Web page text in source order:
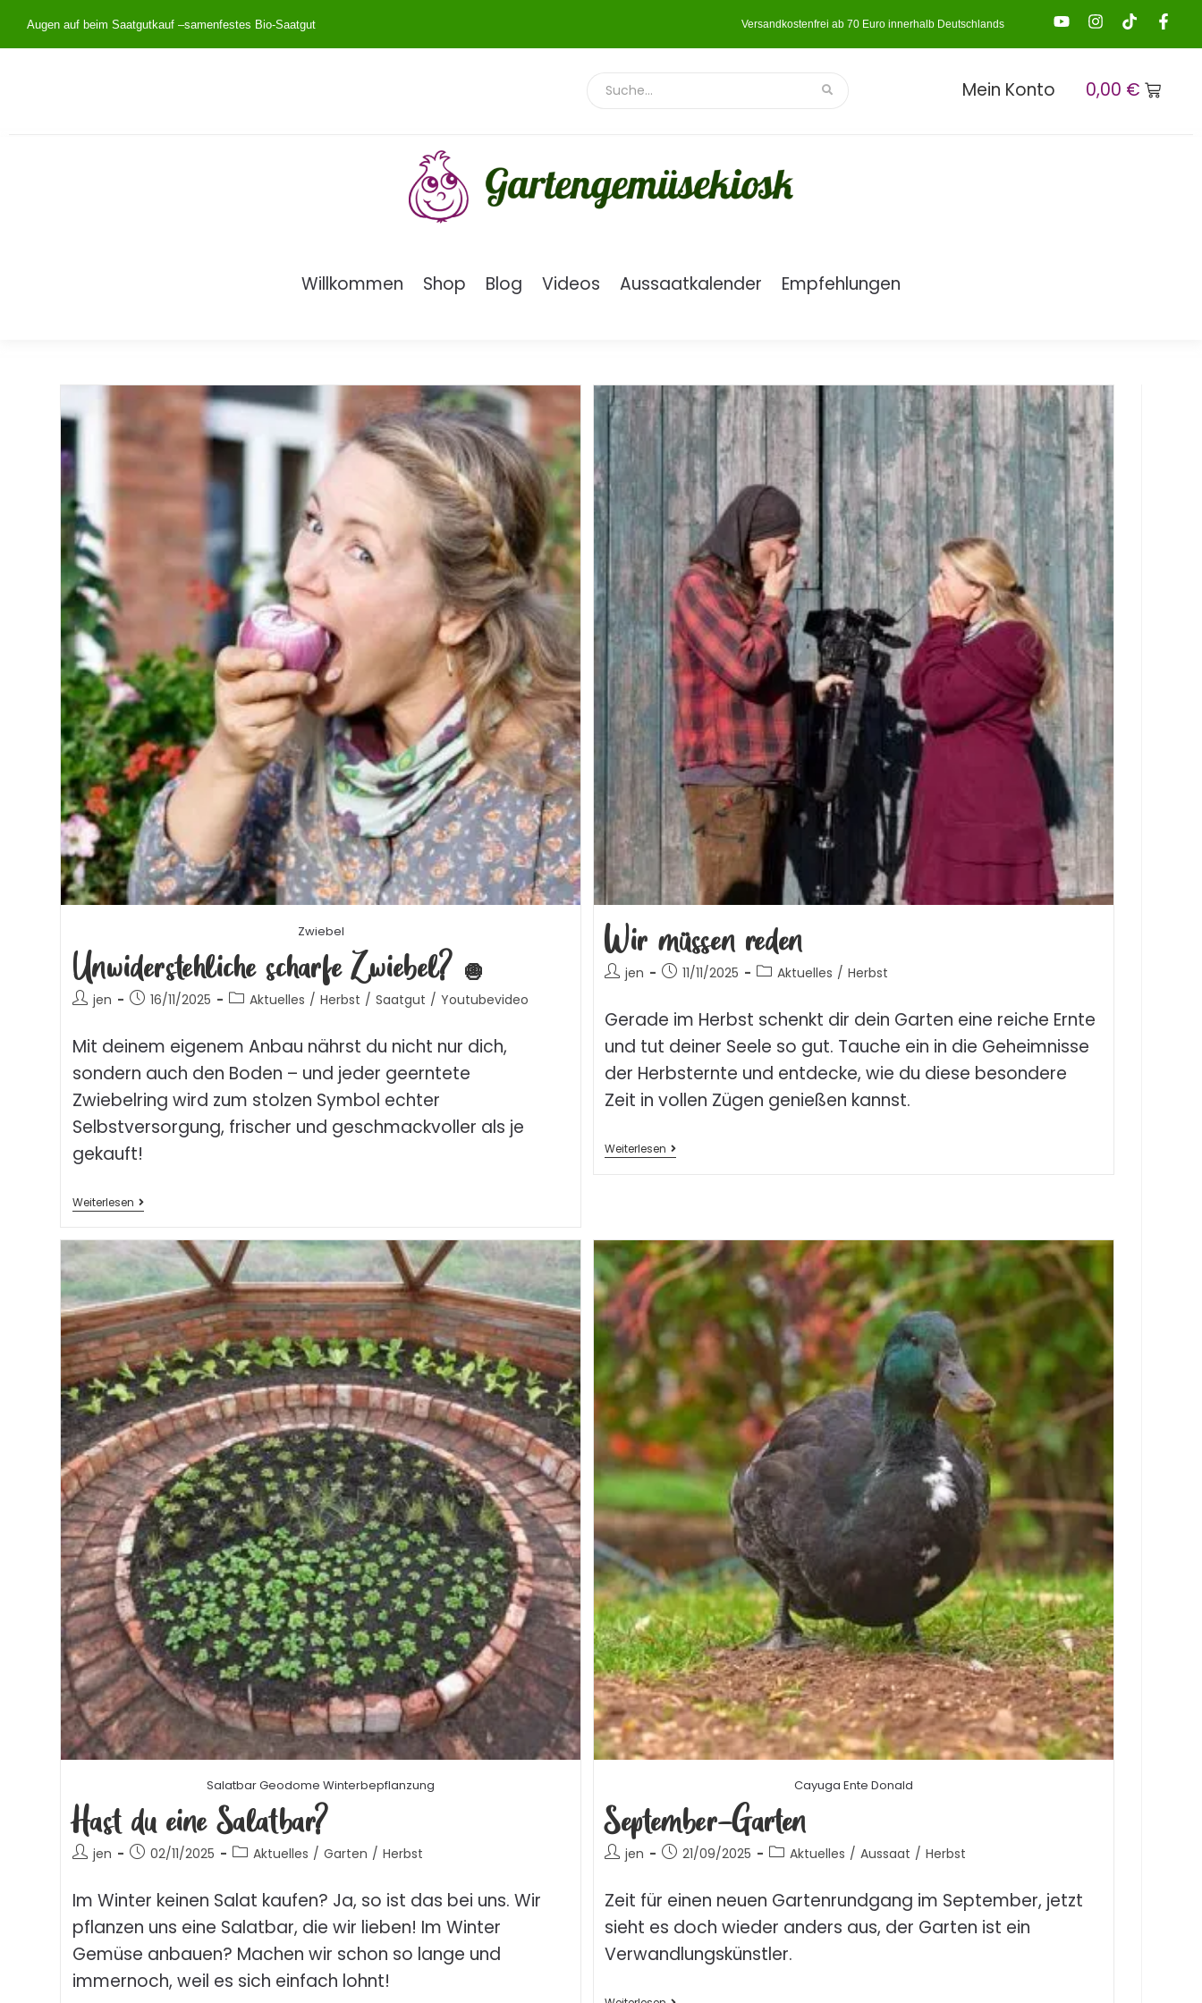
Augen auf beim Saatgutkauf –samenfestes Bio-Saatgut Versandkostenfrei ab 70 Euro innerhalb Deutschlands
Mein Konto 0,00 €
Willkommen Shop Blog Videos Aussaatkalender Empfehlungen
Zwiebel
Unwiderstehliche scharfe Zwiebel? 🧅
jen 16/11/2025 Aktuelles / Herbst / Saatgut / Youtubevideo
Mit deinem eigenem Anbau nährst du nicht nur dich,
sondern auch den Boden – und jeder geerntete
Zwiebelring wird zum stolzen Symbol echter
Selbstversorgung, frischer und geschmackvoller als je
gekauft!
Weiterlesen
Wir müssen reden
jen 11/11/2025 Aktuelles / Herbst
Gerade im Herbst schenkt dir dein Garten eine reiche Ernte
und tut deiner Seele so gut. Tauche ein in die Geheimnisse
der Herbsternte und entdecke, wie du diese besondere
Zeit in vollen Zügen genießen kannst.
Weiterlesen
Salatbar Geodome Winterbepflanzung
Hast du eine Salatbar?
jen 02/11/2025 Aktuelles / Garten / Herbst
Im Winter keinen Salat kaufen? Ja, so ist das bei uns. Wir
pflanzen uns eine Salatbar, die wir lieben! Im Winter
Gemüse anbauen? Machen wir schon so lange und
immernoch, weil es sich einfach lohnt!
Cayuga Ente Donald
September-Garten
jen 21/09/2025 Aktuelles / Aussaat / Herbst
Zeit für einen neuen Gartenrundgang im September, jetzt
sieht es doch wieder anders aus, der Garten ist ein
Verwandlungskünstler.